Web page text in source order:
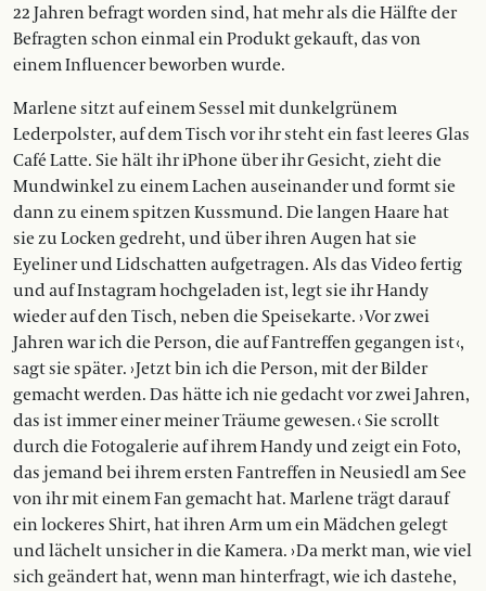
22 Jahren befragt worden sind, hat mehr als die Hälfte der
Befragten schon einmal ein Produkt gekauft, das von
einem Influencer beworben wurde.
Marlene sitzt auf einem Sessel mit dunkelgrünem
Lederpolster, auf dem Tisch vor ihr steht ein fast leeres Glas
Café Latte. Sie hält ihr iPhone über ihr Gesicht, zieht die
Mundwinkel zu einem Lachen auseinander und formt sie
dann zu einem spitzen Kussmund. Die langen Haare hat
sie zu Locken gedreht, und über ihren Augen hat sie
Eyeliner und Lidschatten aufgetragen. Als das Video fertig
und auf Instagram hochgeladen ist, legt sie ihr Handy
wieder auf den Tisch, neben die Speisekarte. › Vor zwei
Jahren war ich die Person, die auf Fantreffen gegangen ist ‹,
sagt sie später. › Jetzt bin ich die Person, mit der Bilder
gemacht werden. Das hätte ich nie gedacht vor zwei Jahren,
das ist immer einer meiner Träume gewesen. ‹ Sie scrollt
durch die Fotogalerie auf ihrem Handy und zeigt ein Foto,
das jemand bei ihrem ersten Fantreffen in Neusiedl am See
von ihr mit einem Fan gemacht hat. Marlene trägt darauf
ein lockeres Shirt, hat ihren Arm um ein Mädchen gelegt
und lächelt unsicher in die Kamera. › Da merkt man, wie viel
sich geändert hat, wenn man hinterfragt, wie ich dastehe,